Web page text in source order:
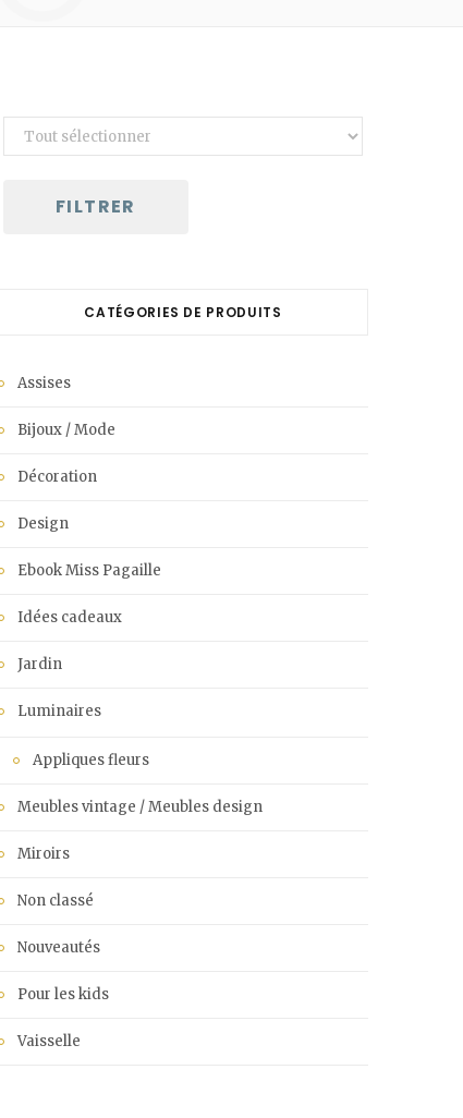
FILTRER
CATÉGORIES DE PRODUITS
Assises
Bijoux / Mode
Décoration
Design
Ebook Miss Pagaille
Idées cadeaux
Jardin
Luminaires
Appliques fleurs
Meubles vintage / Meubles design
Miroirs
Non classé
Nouveautés
Pour les kids
Vaisselle